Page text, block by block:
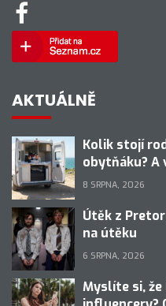
AKTUÁLNĚ
Kolik stojí
obytňáku? A
8 SRPNA, 2026
Útěk z
na útěku
6 SRPNA, 2026
Myslíte si, že